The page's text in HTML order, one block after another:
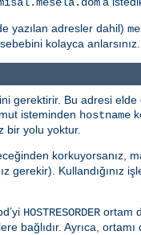
yazılan adresler dahil)
kolayca
gerektirir. Bu adresi
isteminden hostname
bir yolu yoktur.
korkuyorsanız,
Kullandığınız
HOSTRESORDER ortam
bağlıdır. Ayrıca,